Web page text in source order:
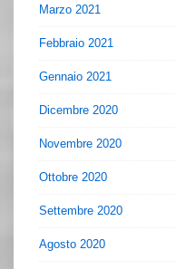
Marzo 2021
Febbraio 2021
Gennaio 2021
Dicembre 2020
Novembre 2020
Ottobre 2020
Settembre 2020
Agosto 2020